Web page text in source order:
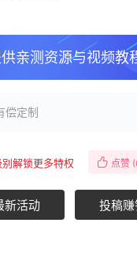
亲测资源与视频教
偿定制
解锁更多特权 点赞 (
新活动 投稿